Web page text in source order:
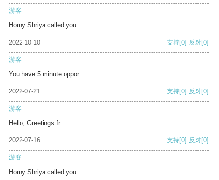
游客
Horny Shriya called you
2022-10-10 支持[0] 反对[0]
游客
You have 5 minute oppor
2022-07-21 支持[0] 反对[0]
游客
Hello, Greetings fr
2022-07-16 支持[0] 反对[0]
游客
Horny Shriya called you